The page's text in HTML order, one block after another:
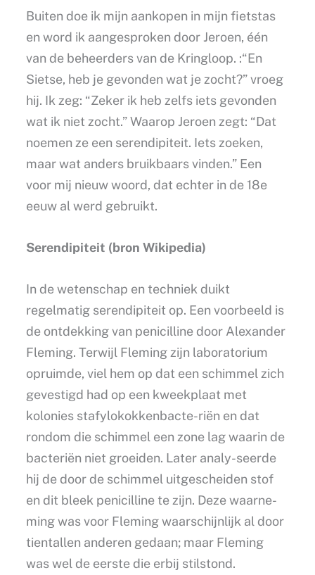
Buiten doe ik mijn aankopen in mijn fietstas
en word ik aangesproken door Jeroen, één
van de beheerders van de Kringloop. :“En
Sietse, heb je gevonden wat je zocht?” vroeg
hij. Ik zeg: “Zeker ik heb zelfs iets gevonden
wat ik niet zocht.” Waarop Jeroen zegt: “Dat
noemen ze een serendipiteit. Iets zoeken,
maar wat anders bruikbaars vinden.” Een
voor mij nieuw woord, dat echter in de 18e
eeuw al werd gebruikt.
Serendipiteit (bron Wikipedia)
In de wetenschap en techniek duikt
regelmatig serendipiteit op. Een voorbeeld is
de ontdekking van penicilline door Alexander
Fleming. Terwijl Fleming zijn laboratorium
opruimde, viel hem op dat een schimmel zich
gevestigd had op een kweekplaat met
kolonies stafylokokkenbacte-riën en dat
rondom die schimmel een zone lag waarin de
bacteriën niet groeiden. Later analy-seerde
hij de door de schimmel uitgescheiden stof
en dit bleek penicilline te zijn. Deze waarne-
ming was voor Fleming waarschijnlijk al door
tientallen anderen gedaan; maar Fleming
was wel de eerste die erbij stilstond.